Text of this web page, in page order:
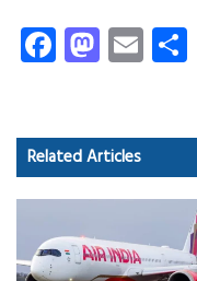
Fa
ce
o
ok
M
as
d
o
E
m
Related Articles